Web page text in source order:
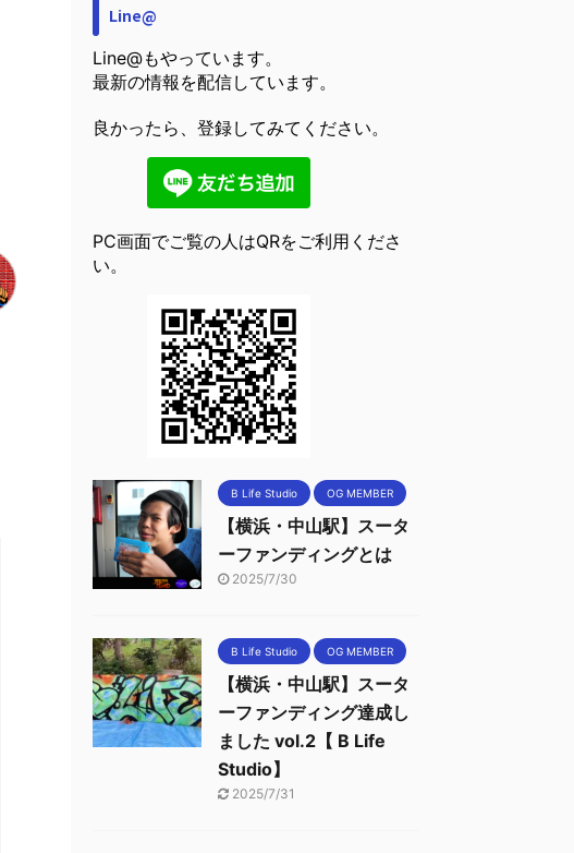
Line@
Line@もやっています。
最新の情報を配信しています。
良かったら、登録してみてください。
PC画面でご覧の人はQRをご利用くださ
い。
B Life Studio OG MEMBER
【横浜・中山駅】スータ
ーファンディングとは
2025/7/30
B Life Studio OG MEMBER
【横浜・中山駅】スータ
ーファンディング達成し
ました vol.2【 B Life
Studio】
2025/7/31